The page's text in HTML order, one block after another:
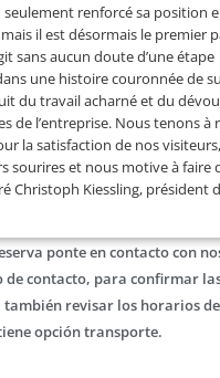
seulement renforcé sa position
il est désormais le premier
sans aucun doute d’une étape
une histoire couronnée de
du travail acharné et du
de l’entreprise. Nous tenons à
la satisfaction de nos
sourires et nous motive à faire
Christoph Kiessling, président
ponte en contacto con
de contacto, para confirmar
también revisar los horarios
opción transporte.